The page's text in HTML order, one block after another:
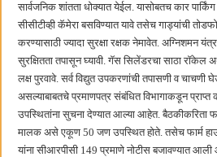
सार्वजनिक शांतता धोक्यात येईल. यासोबतच कार
सीसीटीव्ही कॅमेरा बसविण्यात यावे तसेच गाड्यांची
करण्यासाठी ज्यादा सुरक्षा रक्षक नेमावेत. अग्निशमन
सुरक्षितता तपासून घ्यावी. गॅस सिलेंडरचा साठा रॉकेल
लक्ष पुरवावे. सर्व विद्युत उपकरणांची तपासणी व
असल्याबाबतचे प्रमाणपत्र संबंधित विभागाकडून
उपस्थितांना सुचना देण्यात आल्या आहेत. बैठकीकरिता
मालक असे एकूण 50 जण उपस्थित होते. तसेच फार्म
यांना सीआरपीसी 149 प्रमाणे नोटीस बजावण्यात